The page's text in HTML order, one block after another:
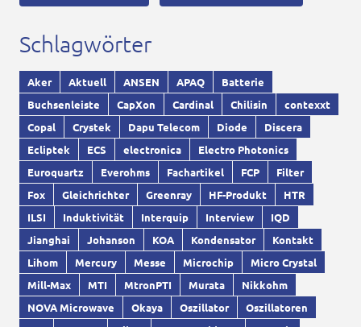
Schlagwörter
Aker Aktuell ANSEN APAQ
Batterie
Buchsenleiste
CapXon Cardinal Chilisin
contexxt
Copal
Crystek Dapu Telecom Diode
Discera
Ecliptek
ECS electronica
Electro Photonics
Euroquartz
Everohms Fachartikel FCP
Filter
Fox
Gleichrichter Greenray HF-Produkt
HTR
ILSI
Induktivität Interquip Interview
IQD
Jianghai
Johanson KOA Kondensator
Kontakt
Lihom
Mercury Messe Microchip
Micro Crystal
Mill-Max
MTI MtronPTI Murata
Nikkohm
NOVA Microwave
Okaya Oszillator
Oszillatoren